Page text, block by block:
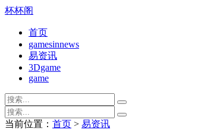
杯杯阁
首页
gamesinnews
易资讯
3Dgame
game
当前位置： 首页 > 易资讯